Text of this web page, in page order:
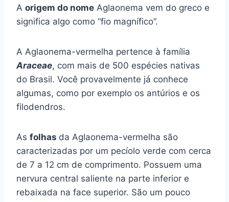
A origem do nome Aglaonema vem do greco e
significa algo como “fio magnífico”.
A Aglaonema-vermelha pertence à família
Araceae, com mais de 500 espécies nativas
do Brasil. Você provavelmente já conhece
algumas, como por exemplo os antúrios e os
filodendros.
As folhas da Aglaonema-vermelha são
caracterizadas por um pecíolo verde com cerca
de 7 a 12 cm de comprimento. Possuem uma
nervura central saliente na parte inferior e
rebaixada na face superior. São um pouco